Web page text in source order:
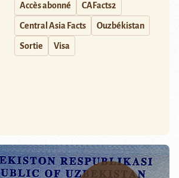
Accès abonné CAFacts2
Central Asia Facts Ouzbékistan
Sortie Visa